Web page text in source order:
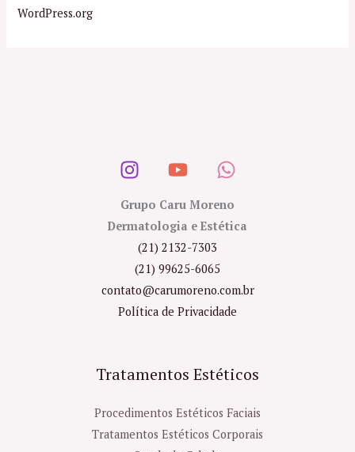
WordPress.org
Grupo Caru Moreno
Dermatologia e Estética
(21) 2132-7303
(21) 99625-6065
contato@carumoreno.com.br
Política de Privacidade
Tratamentos Estéticos
Procedimentos Estéticos Faciais
Tratamentos Estéticos Corporais